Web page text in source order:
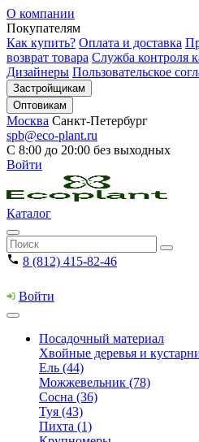
О компании
Покупателям
Как купить? Оплата и доставка
возврат товара Служба контроля
Дизайнеры Пользовательское
Застройщикам
Оптовикам
Москва Санкт-Петербург
spb@eco-plant.ru
С 8:00 до 20:00 без выходных
Войти
Каталог
8 (812) 415-82-46
Войти
Посадочный материал
Хвойные деревья и
Ель (44)
Можжевельник (78)
Сосна (36)
Туя (43)
Пихта (1)